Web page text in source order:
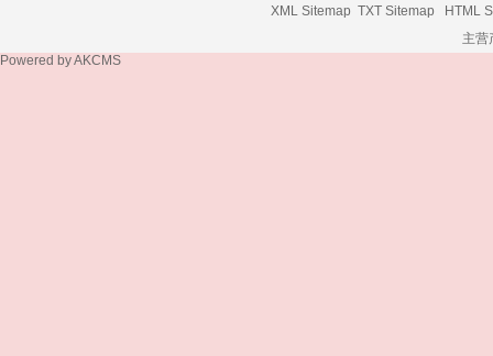
XML Sitemap TXT Sitemap
HTML
主营
Powered byAKCMS